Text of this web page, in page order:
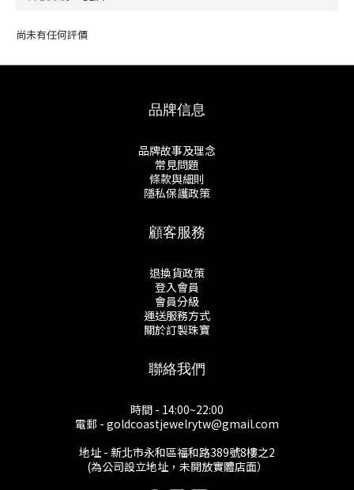
尚未有任何評價
品牌信息
品牌故事及理念
常見問題
條款與細則
隱私保護政策
顧客服務
退換貨政策
登入會員
會員分級
運送服務方式
關於訂製珠寶
聯絡我們
時間 - 14:00~22:00
電郵 - goldcoastjewelrytw@gmail.com
地址 - 新北市永和區福和路389號8樓之2
(為公司設立地址，未開放實體店面）